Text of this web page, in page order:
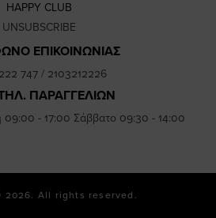
HAPPY CLUB
UNSUBSCRIBE
ΕΠΙΚΟΙΝΩΝΙΑΣ
747/ 2103212226
ΠΑΡΑΓΓΕΛΙΩΝ
- 17:00 Σάββατο 09:30 - 14:00
2026. All rights reserved.